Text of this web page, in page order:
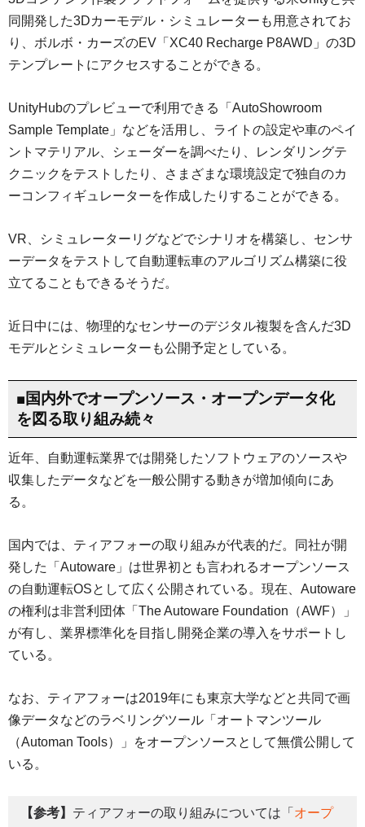
同開発した3Dカーモデル・シミュレーターも用意されてお
り、ボルボ・カーズのEV「XC40 Recharge P8AWD」の3D
テンプレートにアクセスすることができる。
UnityHubのプレビューで利用できる「AutoShowroom
Sample Template」などを活用し、ライトの設定や車のペイ
ントマテリアル、シェーダーを調べたり、レンダリングテ
クニックをテストしたり、さまざまな環境設定で独自のカ
ーコンフィギュレーターを作成したりすることができる。
VR、シミュレーターリグなどでシナリオを構築し、センサ
ーデータをテストして自動運転車のアルゴリズム構築に役
立てることもできるそうだ。
近日中には、物理的なセンサーのデジタル複製を含んだ3D
モデルとシミュレーターも公開予定としている。
■国内外でオープンソース・オープンデータ化
を図る取り組み続々
近年、自動運転業界では開発したソフトウェアのソースや
収集したデータなどを一般公開する動きが増加傾向にあ
る。
国内では、ティアフォーの取り組みが代表的だ。同社が開
発した「Autoware」は世界初とも言われるオープンソース
の自動運転OSとして広く公開されている。現在、Autoware
の権利は非営利団体「The Autoware Foundation（AWF）」
が有し、業界標準化を目指し開発企業の導入をサポートし
ている。
なお、ティアフォーは2019年にも東京大学などと共同で画
像データなどのラベリングツール「オートマンツール
（Automan Tools）」をオープンソースとして無償公開して
いる。
【参考】 ティアフォーの取り組みについては「 オープ